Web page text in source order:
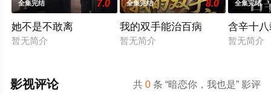
全集完结 7.0
她不是不敢离
暂无简介
全集完结 8.0
我的双手能治百病
暂无简介
全集完结
含辛十
暂无简介
共0 条 “暗恋你，我也是” 影评
影视评论